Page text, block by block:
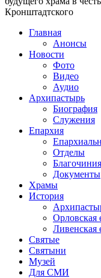
Кронштадтского
Главная
Анонсы
Новости
Фото
Видео
Аудио
Архипастырь
Биография
Служения
Епархия
Отделы
Благочиния
Документы
Храмы
История
Орловская
Ливенская
Святые
Святыни
Музей
Для СМИ